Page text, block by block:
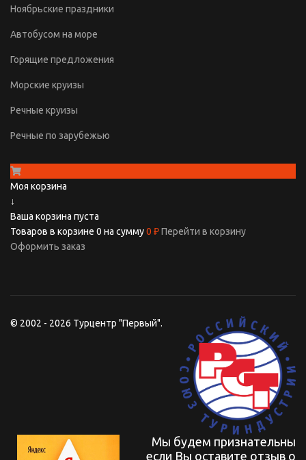
Ноябрьские праздники
Автобусом на море
Горящие предложения
Морские круизы
Речные круизы
Речные по зарубежью
Моя корзина
↓
Ваша корзина пуста
Товаров в корзине 0 на сумму0 ₽Перейти в корзину
Оформить заказ
© 2002 - 2026 Турцентр "Первый".
Мы будем признательны
если Вы оставите отзыв о